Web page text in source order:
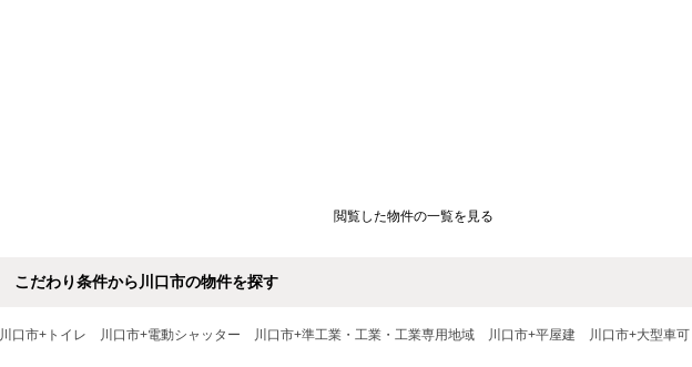
閲覧した物件の一覧を見る
こだわり条件から川口市の物件を探す
川口市+トイレ 川口市+電動シャッター 川口市+準工業・工業・工業専用地域 川口市+平屋建 川口市+大型車可